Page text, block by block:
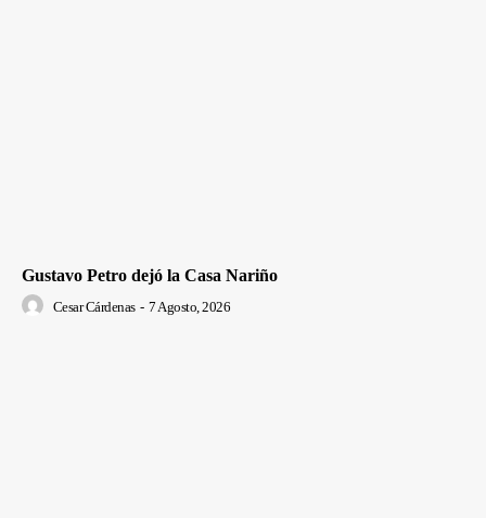
Gustavo Petro dejó la Casa Nariño
Cesar Cárdenas - 7 Agosto, 2026